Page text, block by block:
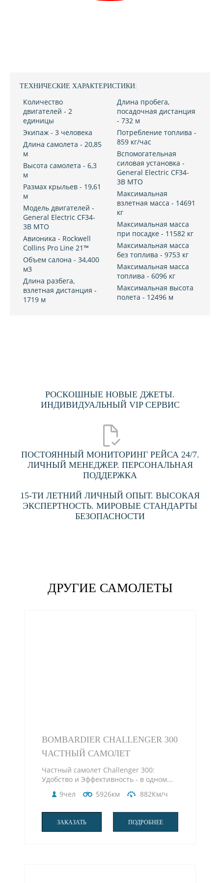
ТЕХНИЧЕСКИЕ ХАРАКТЕРИСТИКИ:
Количество
двигателей - 2
единицы
Экипаж - 3 человека
Длина самолета - 20,85
м
Высота самолета - 6,3
м
Размах крыльев - 19,61
м
Модель двигателей -
General Electric CF34-
3B MTO
Авионика - Rockwell
Collins Pro Line 21™
Объем салона - 34,400
м3
Длина разбега,
взлетная дистанция -
1719 м
Длина пробега,
посадочная дистанция
- 732 м
Потребление топлива -
859 кг/час
Вспомогательная
силовая установка -
General Electric CF34-
3B MTO
Максимальная
взлетная масса - 14691
кг
Максимальная масса
при посадке - 11582 кг
Максимальная масса
без топлива - 9753 кг
Максимальная масса
топлива - 6096 кг
Максимальная высота
полета - 12496 м
РОСКОШНЫЕ НОВЫЕ ДЖЕТЫ.
ИНДИВИДУАЛЬНЫЙ VIP СЕРВИС
ПОСТОЯННЫЙ МОНИТОРИНГ РЕЙСА 24/7.
ЛИЧНЫЙ МЕНЕДЖЕР. ПЕРСОНАЛЬНАЯ
ПОДДЕРЖКА
15-ТИ ЛЕТНИЙ ЛИЧНЫЙ ОПЫТ. ВЫСОКАЯ
ЭКСПЕРТНОСТЬ. МИРОВЫЕ СТАНДАРТЫ
БЕЗОПАСНОСТИ
ДРУГИЕ САМОЛЕТЫ
BOMBARDIER CHALLENGER 300
ЧАСТНЫЙ САМОЛЕТ
Частный самолет Challenger 300:
Удобство и Эффективность - в одном...
9чел
5926км 882Км/ч
ЗАКАЗАТЬ ПОДРОБНЕЕ